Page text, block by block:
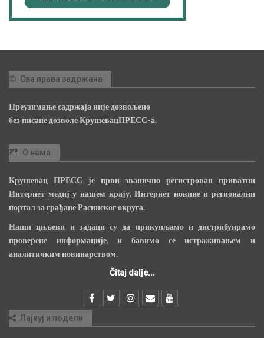
Сва права задржана
Преузимање садржаја није дозвољено
без писане дозволе КрушевацПРЕСС-а.
О нама
Крушевац ПРЕСС је први званично регистрован приватни
Интернет медиј у нашем крају, Интернет новине и регионални
портал за грађане Расинског округа.
Наши циљеви и задаци су да прикупљамо и дистрибуирамо
проверене информације, и бавимо се истраживањем и
аналитичким новинарством.
Čitaj dalje...
Лајкуј и подели